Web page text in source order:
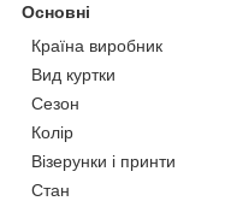
Основні
Країна виробник
Вид куртки
Сезон
Колір
Візерунки і принти
Стан